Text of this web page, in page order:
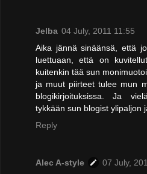
Jelba 04 July, 2011 11:55
Aika jännä sinäänsä, että
luettuaan, että on
kuitenkin tää sun
ja muut piirteet tulee mun
blogikirjoituksissa. Ja
tykkään sun blogist ylipaljon
Reply
Alec A-style
07 July,